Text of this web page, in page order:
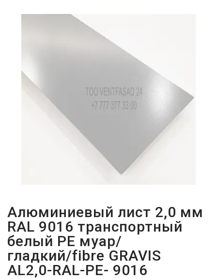
Алюминиевый лист 2,0 мм
RAL 9016 транспортный
белый PE муар/
гладкий/fibre GRAVIS
AL2,0-RAL-PE- 9016